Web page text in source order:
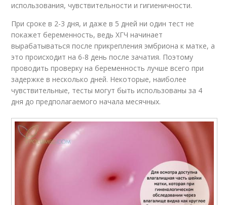
использования, чувствительности и гигиеничности.
При сроке в 2-3 дня, и даже в 5 дней ни один тест не
покажет беременность, ведь ХГЧ начинает
вырабатываться после прикрепления эмбриона к матке, а
это происходит на 6-8 день после зачатия. Поэтому
проводить проверку на беременность лучше всего при
задержке в несколько дней. Некоторые, наиболее
чувствительные, тесты могут быть использованы за 4
дня до предполагаемого начала месячных.